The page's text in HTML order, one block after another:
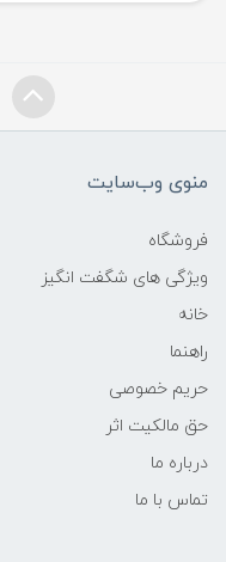
منوی وب‌سایت
فروشگاه
ویژگی های شگفت انگیز
خانه
راهنما
حریم خصوصی
حق مالکیت اثر
درباره ما
تماس با ما